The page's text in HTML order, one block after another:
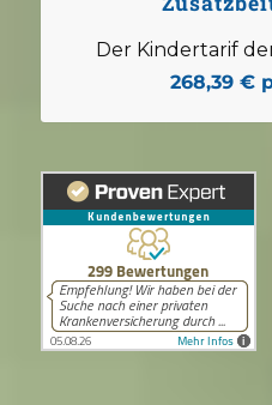
Der Kindertarif
268,39 €